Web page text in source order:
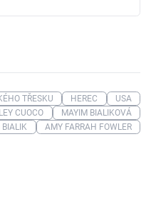
TŘESKU HEREC
USA
CUOCO
MAYIM BIALIKOVÁ
BIALIK
AMY FARRAH FOWLER